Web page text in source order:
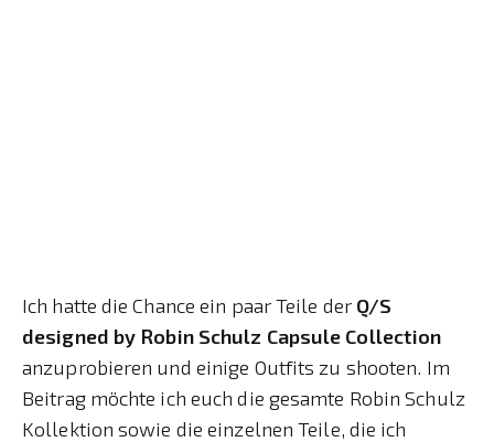
Ich hatte die Chance ein paar Teile der Q/S
designed by Robin Schulz Capsule Collection
anzuprobieren und einige Outfits zu shooten. Im
Beitrag möchte ich euch die gesamte Robin Schulz
Kollektion sowie die einzelnen Teile, die ich